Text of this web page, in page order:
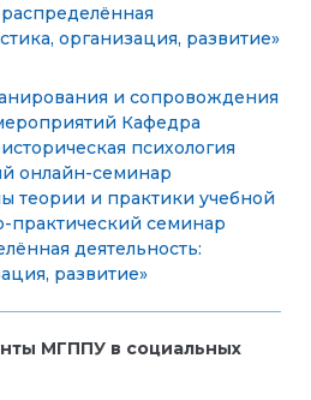
организация, развитие»
и сопровождения
Кафедра
психология
онлайн-семинар
теории и практики учебной
практический семинар
деятельность:
развитие»
МГППУ в социальных